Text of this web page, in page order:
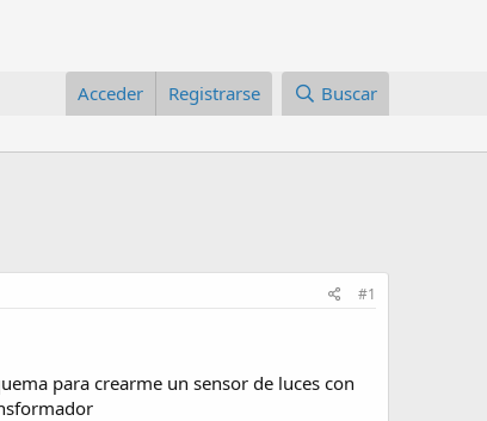
Acceder Registrarse Buscar
#1
para crearme un sensor de luces con